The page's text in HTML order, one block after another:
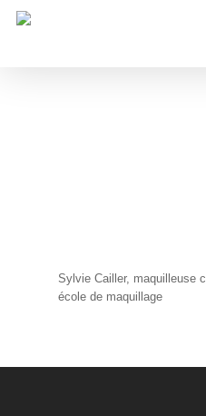
Skip
Sylvie Cailler, maquilleuse
école de maquillage